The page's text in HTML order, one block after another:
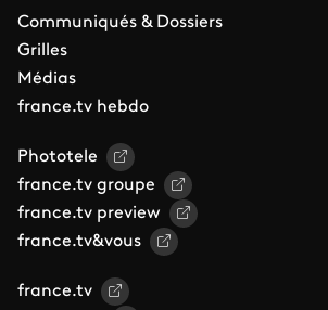
Communiqués & Dossiers
Grilles
Médias
france.tv hebdo
Phototele
france.tv groupe
france.tv preview
france.tv&vous
france.tv